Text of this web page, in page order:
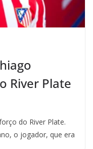
River Plate
do River Plate.
o jogador, que era